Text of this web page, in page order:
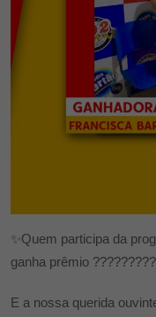
✨Quem participa da
ganha prêmio
E a nossa querida